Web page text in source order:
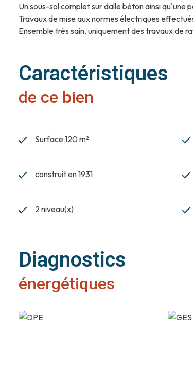
Un sous-sol complet sur dalle béton ainsi qu'une
Travaux de mise aux normes électriques
Ensemble très sain, uniquement des travaux de
Caractéristiques
de ce bien
Surface 120 m²
construit en 1931
2 niveau(x)
Diagnostics
énergétiques